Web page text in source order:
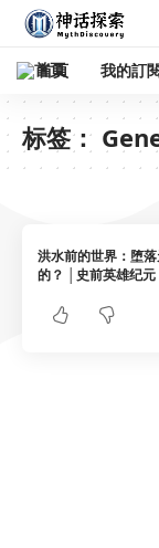
首頁 我的訂
标签：
洪水前的世界：堕
的？ │史前英雄纪